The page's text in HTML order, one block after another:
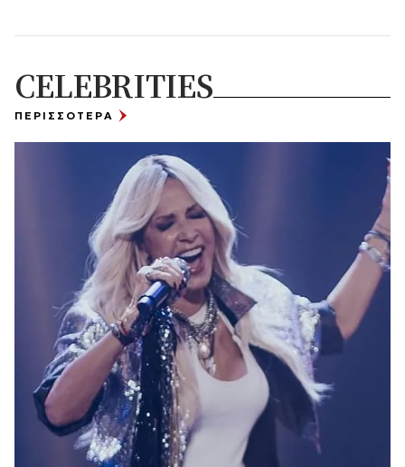
CELEBRITIES
ΠΕΡΙΣΣΟΤΕΡΑ